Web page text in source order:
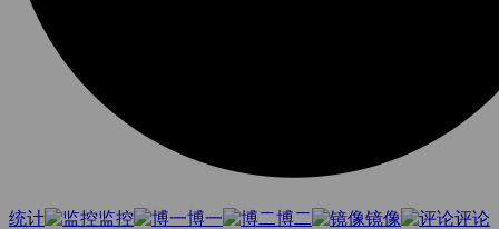
统计 监控 博一 博二 镜像
评论